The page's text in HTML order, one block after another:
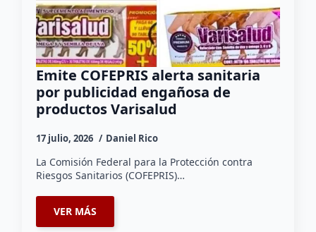
Emite COFEPRIS alerta sanitaria
por publicidad engañosa de
productos Varisalud
17 julio, 2026 Daniel Rico
La Comisión Federal para la Protección contra
Riesgos Sanitarios (COFEPRIS)…
VER MÁS